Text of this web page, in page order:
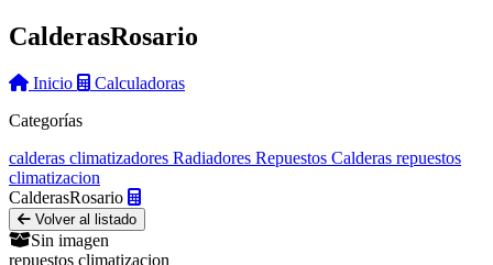
CalderasRosario
Inicio
Calculadoras
Categorías
calderas climatizadores Radiadores Repuestos Calderas repuestos
climatizacion
CalderasRosario
Volver al listado
Sin imagen
repuestos climatizacion